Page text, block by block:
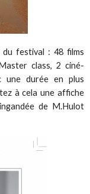
festival : 48 films
class, 2 ciné-
une durée en plus
à cela une affiche
de M.Hulot